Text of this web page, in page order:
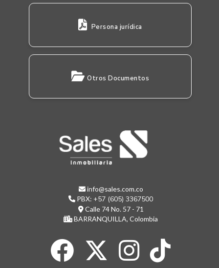
Persona jurídica
Otros Documentos
info@sales.com.co
PBX: +57 (605) 3367500
Calle 74 No. 57 - 71
BARRANQUILLA, Colombia